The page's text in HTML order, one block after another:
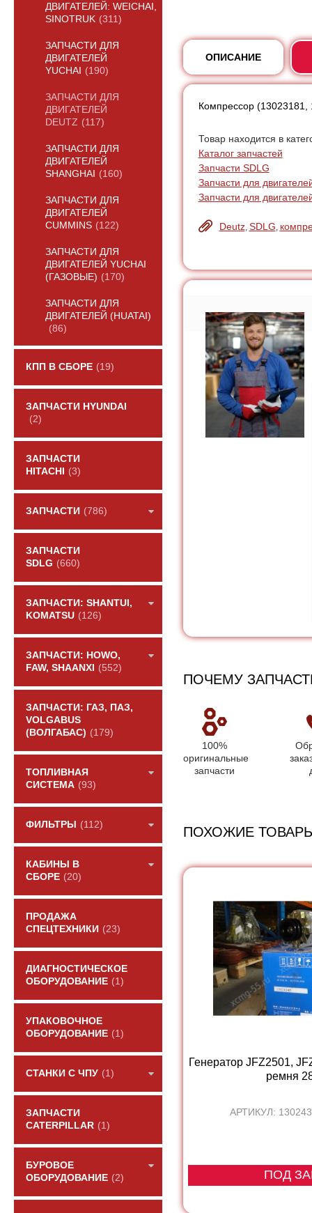
ДВИГАТЕЛЕЙ: WEICHAI,
SINOTRUK (311)
ЗАПЧАСТИ ДЛЯ
ДВИГАТЕЛЕЙ
YUCHAI (190)
ЗАПЧАСТИ ДЛЯ
ДВИГАТЕЛЕЙ
DEUTZ (117)
ЗАПЧАСТИ ДЛЯ
ДВИГАТЕЛЕЙ
SHANGHAI (160)
ЗАПЧАСТИ ДЛЯ
ДВИГАТЕЛЕЙ
CUMMINS (122)
ЗАПЧАСТИ ДЛЯ
ДВИГАТЕЛЕЙ YUCHAI
(ГАЗОВЫЕ) (170)
ЗАПЧАСТИ ДЛЯ
ДВИГАТЕЛЕЙ (HUATAI)
(86)
КПП В СБОРЕ (19)
ЗАПЧАСТИ HYUNDAI
(2)
ЗАПЧАСТИ
HITACHI
(3)
ЗАПЧАСТИ (786)
ЗАПЧАСТИ
SDLG (660)
ЗАПЧАСТИ: SHANTUI,
KOMATSU (126)
ЗАПЧАСТИ: HOWO,
FAW, SHAANXI
(552)
ЗАПЧАСТИ: ГАЗ, ПАЗ,
VOLGABUS
(ВОЛГАБАС) (179)
ТОПЛИВНАЯ
СИСТЕМА (93)
ФИЛЬТРЫ (112)
КАБИНЫ В
СБОРЕ (20)
ПРОДАЖА
СПЕЦТЕХНИКИ (23)
ДИАГНОСТИЧЕСКОЕ
ОБОРУДОВАНИЕ (1)
УПАКОВОЧНОЕ
ОБОРУДОВАНИЕ (1)
СТАНКИ С ЧПУ (1)
ЗАПЧАСТИ
CATERPILLAR (1)
БУРОВОЕ
ОБОРУДОВАНИЕ (2)
ОПИСАНИЕ
Компрессор (13023181,
Товар находится в
Каталог запчастей
Запчасти SDLG
Запчасти для
Запчасти для
Deutz, SDLG
ПОЧЕМУ
100%
оригинальные
запчасти
ПОХОЖИЕ
Генератор JFZ2501,
ремня
АРТИКУЛ:
ПОД